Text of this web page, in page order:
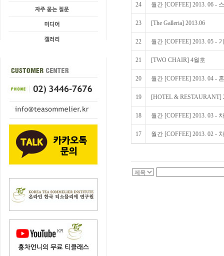
24 월간 [COFFEE] 2013. 06 -
23 [The Galleria] 2013.06
22 월간 [COFFEE] 2013. 05 -
21 [TWO CHAIR] 4월호
20 월간 [COFFEE] 2013. 04 -
19 [HOTEL & RESTAURANT]
18 월간 [COFFEE] 2013. 03 -
17 월간 [COFFEE] 2013. 02 -